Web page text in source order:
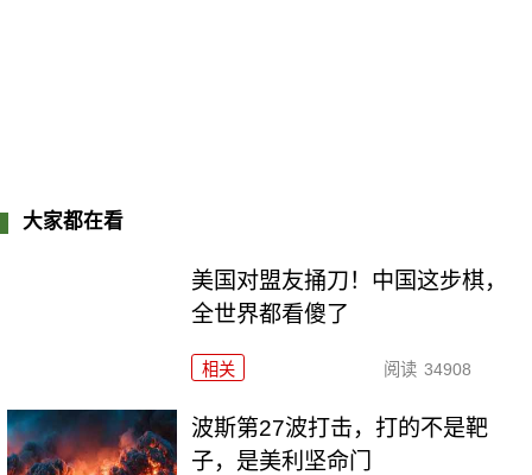
大家都在看
美国对盟友捅刀！中国这步棋，
全世界都看傻了
相关 阅读 34908
波斯第27波打击，打的不是靶
子，是美利坚命门